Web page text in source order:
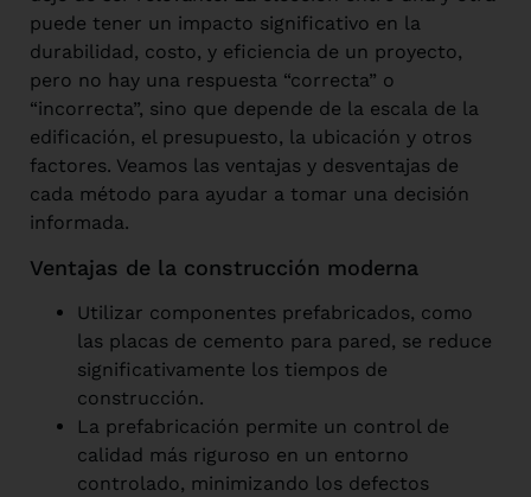
puede tener un impacto significativo en la
durabilidad, costo, y eficiencia de un proyecto,
pero no hay una respuesta “correcta” o
“incorrecta”, sino que depende de la escala de la
edificación, el presupuesto, la ubicación y otros
factores. Veamos las ventajas y desventajas de
cada método para ayudar a tomar una decisión
informada.
Ventajas de la construcción moderna
Utilizar componentes prefabricados, como
las placas de cemento para pared, se reduce
significativamente los tiempos de
construcción.
La prefabricación permite un control de
calidad más riguroso en un entorno
controlado, minimizando los defectos